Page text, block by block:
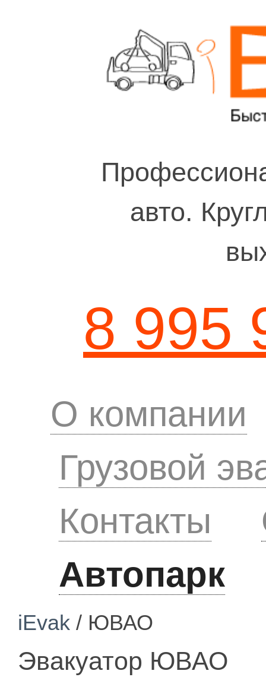
авто.
8 995
О компании
Грузовой
Контакты
Автопарк
iEvak / ЮВАО
Эвакуатор ЮВАО